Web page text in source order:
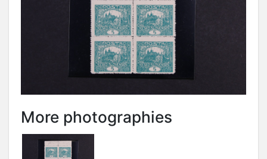
More photographies